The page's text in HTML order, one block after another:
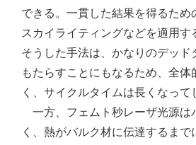
できる。一貫した結果を得るため
スカイライティングなどを適用す
そうした手法は、かなりのデッド
もたらすことにもなるため、全体
く、サイクルタイムは長くなって
一方、フェムト秒レーザ光源は
く、熱がバルク材に伝達するまで